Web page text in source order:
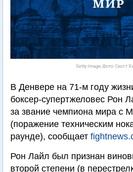
Getty Image, Фото: Скотт
В Денвере на 71-м году
боксер-супертжеловес Рон
за звание чемпиона мира с
(поражение техническим
раунде), сообщает
Рон Лайл был признан
второй степени (в